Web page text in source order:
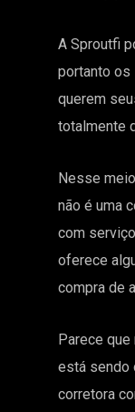
A Sproutfi
portanto os
querem
totalmente
Nesse
não é uma
com
oferece
compra de
Parece
está sendo
corretora